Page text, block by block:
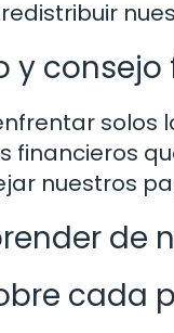
y consejo
solos
financieros
nuestros
de
cada